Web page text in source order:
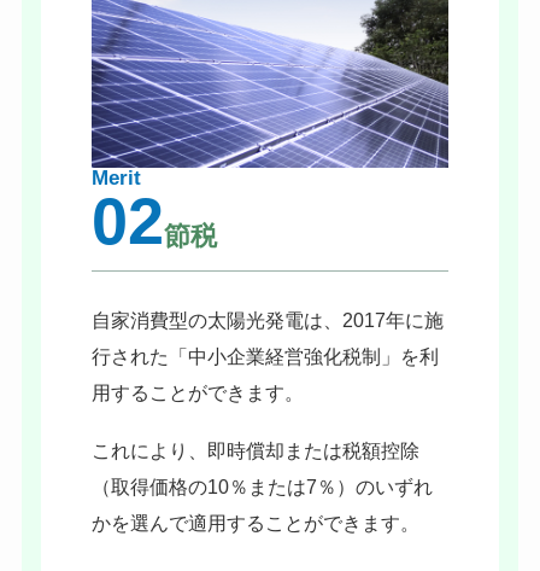
Merit
02節税
自家消費型の太陽光発電は、2017年に施
行された「中小企業経営強化税制」を利
用することができます。
これにより、即時償却または税額控除
（取得価格の10％または7％）のいずれ
かを選んで適用することができます。